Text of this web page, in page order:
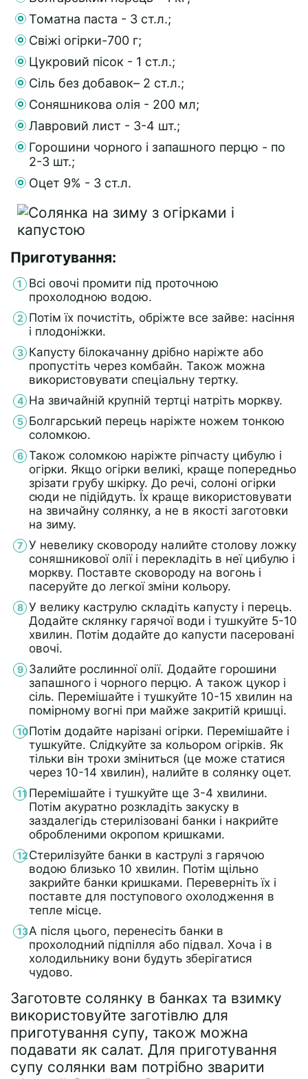
Томатна паста - 3 ст.л.;
Свіжі огірки-700 г;
Цукровий пісок - 1 ст.л.;
Сіль без добавок– 2 ст.л.;
Соняшникова олія - 200 мл;
Лавровий лист - 3-4 шт.;
Горошини чорного і запашного перцю - по
2-3 шт.;
Оцет 9% - 3 ст.л.
Приготування:
Всі овочі промити під проточною
прохолодною водою.
Потім їх почистіть, обріжте все зайве: насіння
і плодоніжки.
Капусту білокачанну дрібно наріжте або
пропустіть через комбайн. Також можна
використовувати спеціальну тертку.
На звичайній крупній тертці натріть моркву.
Болгарський перець наріжте ножем тонкою
соломкою.
Також соломкою наріжте ріпчасту цибулю і
огірки. Якщо огірки великі, краще попередньо
зрізати грубу шкірку. До речі, солоні огірки
сюди не підійдуть. Їх краще використовувати
на звичайну солянку, а не в якості заготовки
на зиму.
У невелику сковороду налийте столову ложку
соняшникової олії і перекладіть в неї цибулю і
моркву. Поставте сковороду на вогонь і
пасеруйте до легкої зміни кольору.
У велику каструлю складіть капусту і перець.
Додайте склянку гарячої води і тушкуйте 5-10
хвилин. Потім додайте до капусти пасеровані
овочі.
Залийте рослинної олії. Додайте горошини
запашного і чорного перцю. А також цукор і
сіль. Перемішайте і тушкуйте 10-15 хвилин на
помірному вогні при майже закритій кришці.
Потім додайте нарізані огірки. Перемішайте і
тушкуйте. Слідкуйте за кольором огірків. Як
тільки він трохи зміниться (це може статися
через 10-14 хвилин), налийте в солянку оцет.
Перемішайте і тушкуйте ще 3-4 хвилини.
Потім акуратно розкладіть закуску в
заздалегідь стерилізовані банки і накрийте
обробленими окропом кришками.
Стерилізуйте банки в каструлі з гарячою
водою близько 10 хвилин. Потім щільно
закрийте банки кришками. Переверніть їх і
поставте для поступового охолодження в
тепле місце.
А після цього, перенесіть банки в
прохолодний підпілля або підвал. Хоча і в
холодильнику вони будуть зберігатися
чудово.
Заготовте солянку в банках та взимку
використовуйте заготівлю для
приготування супу, також можна
подавати як салат. Для приготування
супу солянки вам потрібно зварити